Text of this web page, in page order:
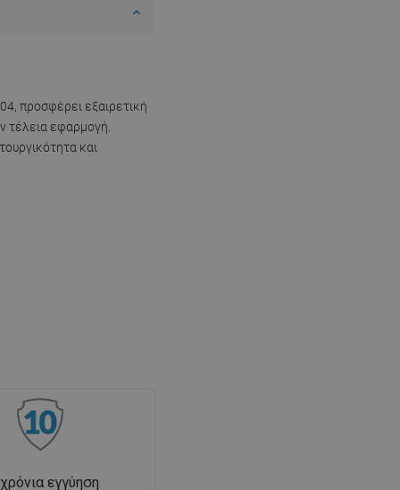
προσφέρει εξαιρετική
τέλεια εφαρμογή.
και
εγγύηση